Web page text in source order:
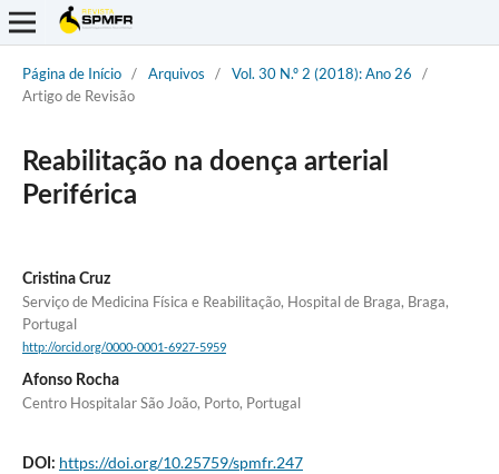
Página de Início / Arquivos / Vol. 30 N.º 2 (2018): Ano 26
/
Artigo de Revisão
Reabilitação na doença arterial
Periférica
Cristina Cruz
Serviço de Medicina Física e Reabilitação, Hospital de Braga, Braga,
Portugal
http://orcid.org/0000-0001-6927-5959
Afonso Rocha
Centro Hospitalar São João, Porto, Portugal
DOI: https://doi.org/10.25759/spmfr.247